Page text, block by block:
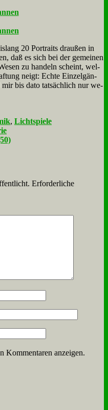
20 Por­traits drau­ßen in
daß es sich bei der ge­mei­nen
zu han­deln scheint, wel­
neigt: Ech­te Ein­zel­gän­
mir bis da­to tat­säch­lich nur we­
, Lichtspiele
Erforderliche
Kommentaren anzeigen.